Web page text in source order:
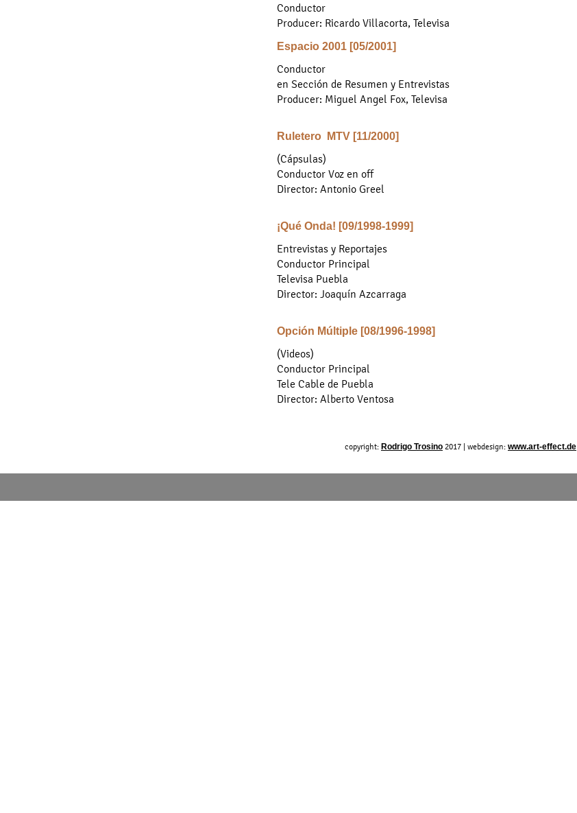
Conductor
Producer: Ricardo Villacorta, Televisa
Espacio 2001 [05/2001]
Conductor
en Sección de Resumen y Entrevistas
Producer: Miguel Angel Fox, Televisa
Ruletero MTV [11/2000]
(Cápsulas)
Conductor Voz en off
Director: Antonio Greel
¡Qué Onda! [09/1998-1999]
Entrevistas y Reportajes
Conductor Principal
Televisa Puebla
Director: Joaquín Azcarraga
Opción Múltiple [08/1996-1998]
(Videos)
Conductor Principal
Tele Cable de Puebla
Director: Alberto Ventosa
copyright: Rodrigo Trosino 2017 | webdesign: www.art-effect.de